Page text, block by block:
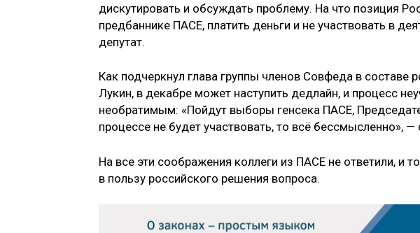
дискутировать и обсуждать проблему. На что позиция
предбаннике ПАСЕ, платить деньги и не участвовать в
депутат.
Как подчеркнул глава группы членов Совфеда в составе
Лукин, в декабре может наступить дедлайн, и процесс
необратимым: «Пойдут выборы генсека ПАСЕ,
процессе не будет участвовать, то всё бессмысленно», —
На все эти соображения коллеги из ПАСЕ не ответили, и
в пользу российского решения вопроса.